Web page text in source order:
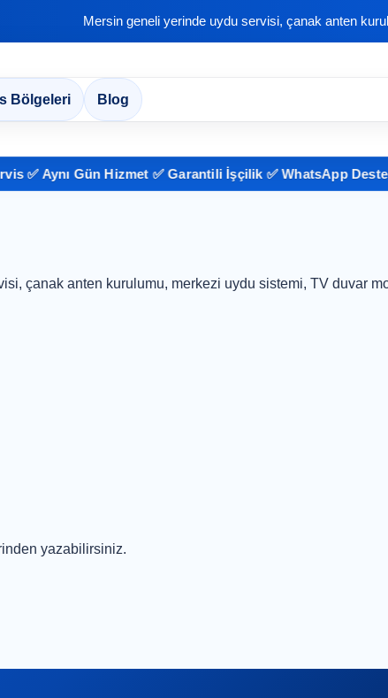
Mersin geneli yerinde uydu servisi, çanak anten
Bölgeleri Blog
✅ Aynı Gün Hizmet ✅ Garantili İşçilik ✅ WhatsApp Destek
çanak anten kurulumu, merkezi uydu sistemi, TV duvar
yazabilirsiniz.